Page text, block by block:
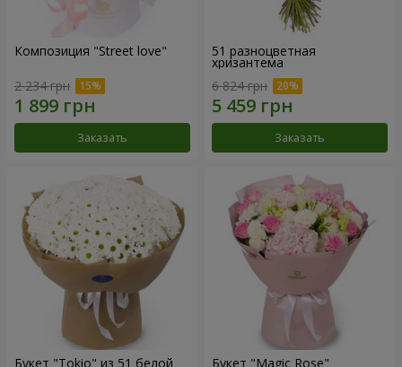
Композиция "Street love"
2 234 грн
Заказать
51 разноцветная
хризантема
6 824 грн
Заказать
Букет "Tokio" из 51 белой Букет "Magic Rose"